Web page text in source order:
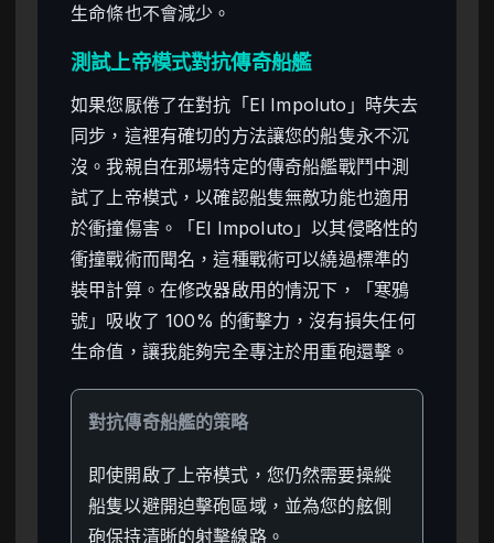
生命條也不會減少。
測試上帝模式對抗傳奇船艦
如果您厭倦了在對抗「El Impoluto」時失去
同步，這裡有確切的方法讓您的船隻永不沉
沒。我親自在那場特定的傳奇船艦戰鬥中測
試了上帝模式，以確認船隻無敵功能也適用
於衝撞傷害。「El Impoluto」以其侵略性的
衝撞戰術而聞名，這種戰術可以繞過標準的
裝甲計算。在修改器啟用的情況下，「寒鴉
號」吸收了 100% 的衝擊力，沒有損失任何
生命值，讓我能夠完全專注於用重砲還擊。
對抗傳奇船艦的策略
即使開啟了上帝模式，您仍然需要操縱
船隻以避開迫擊砲區域，並為您的舷側
砲保持清晰的射擊線路。